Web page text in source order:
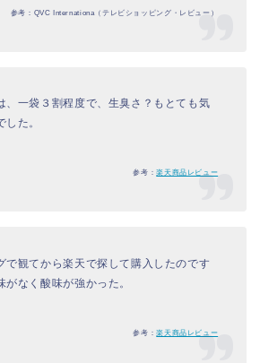
参考：QVC Internationa（テレビショッピング・レビュー）
、一袋３割程度で、生臭さ？もとても気
た。
参考：楽天商品レビュー
で観てから楽天で探して購入したのです
なく酸味が強かった。
参考：楽天商品レビュー